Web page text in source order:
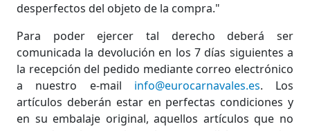
MI CUENTA
desperfectos del objeto de la compra."
Para poder ejercer tal derecho deberá ser
comunicada la devolución en los 7 días siguientes a
la recepción del pedido mediante correo electrónico
a nuestro e-mail info@eurocarnavales.es. Los
artículos deberán estar en perfectas condiciones y
en su embalaje original, aquellos artículos que no